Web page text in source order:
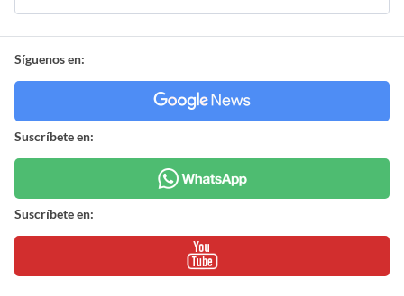
Síguenos en:
Suscríbete en:
Suscríbete en: